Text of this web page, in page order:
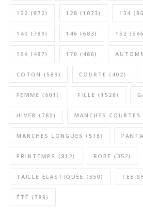
122 (872) 128 (1023) 134
140 (789) 146 (683) 152
164 (487) 170 (486)
COTON (589) COURTE (402)
FEMME (601) FILLE (1528)
HIVER (780) MANCHES COURTES
MANCHES LONGUES (578)
PRINTEMPS (812) ROBE (352)
TAILLE ÉLASTIQUÉE (350) TEE
ÉTÉ (789)